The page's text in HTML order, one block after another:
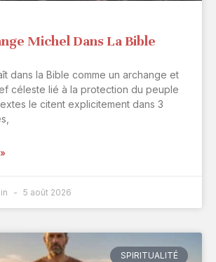
Michel Dans La Bible
dans la Bible comme un archange et
céleste lié à la protection du peuple
le citent explicitement dans 3
5 août 2026
SPIRITUALITÉ